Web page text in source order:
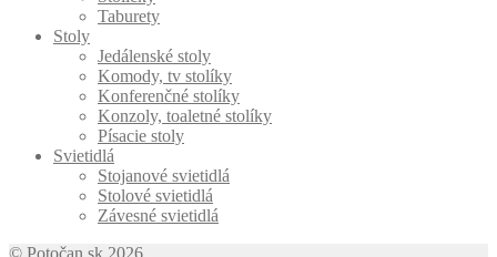
Taburety
Stoly
Jedálenské stoly
Komody, tv stolíky
Konferenčné stolíky
Konzoly, toaletné stolíky
Písacie stoly
Svietidlá
Stojanové svietidlá
Stolové svietidlá
Závesné svietidlá
© Potočan.sk 2026